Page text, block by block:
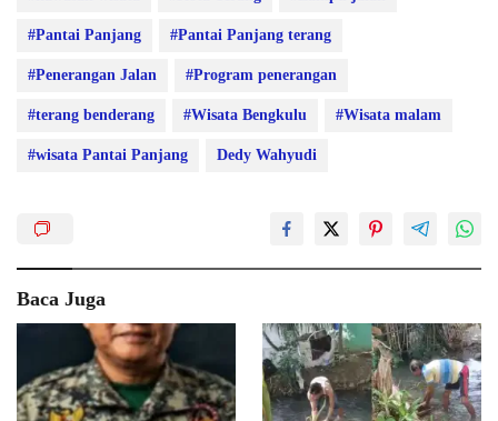
#Pantai Panjang #Pantai Panjang terang
#Penerangan Jalan #Program penerangan
#terang benderang #Wisata Bengkulu #Wisata malam
#wisata Pantai Panjang Dedy Wahyudi
Baca Juga